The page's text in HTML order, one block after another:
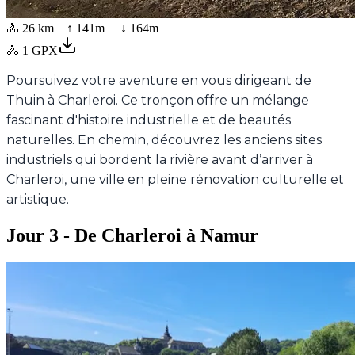
🚴 26 km ↑ 141m ↓ 164m
🚴 1 GPX
Poursuivez votre aventure en vous dirigeant de
Thuin à Charleroi. Ce tronçon offre un mélange
fascinant d'histoire industrielle et de beautés
naturelles. En chemin, découvrez les anciens sites
industriels qui bordent la rivière avant d’arriver à
Charleroi, une ville en pleine rénovation culturelle et
artistique.
Jour 3 - De Charleroi à Namur